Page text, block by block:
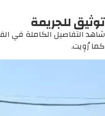
توثيق للجريمة
شاهد التفاصيل الكاملة في
كما رُوِيت.